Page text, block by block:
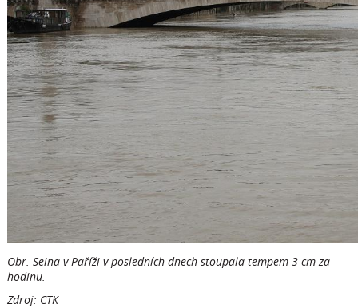
Obr. Seina v Paříži v posledních dnech stoupala tempem 3 cm za
hodinu.
Zdroj: CTK